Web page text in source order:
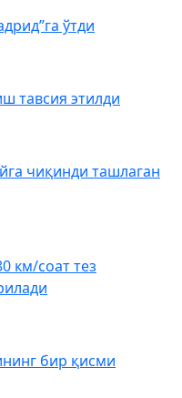
ўтди
тавсия этилди
чиқинди ташлаган
км/соат тез
бир қисми